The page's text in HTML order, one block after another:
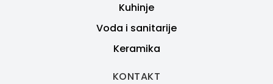
Kuhinje
Voda i sanitarije
Keramika
KONTAKT